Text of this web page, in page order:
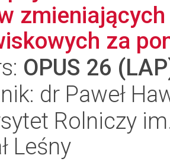
za
OPUS 26
dr Paweł
Rolniczy
Leśny